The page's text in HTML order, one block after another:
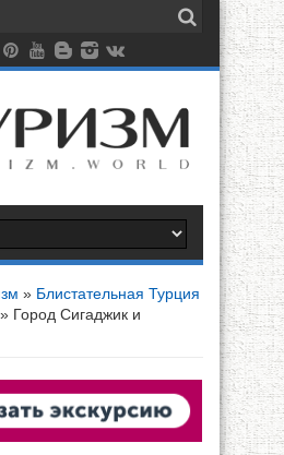
» Блистательная Турция
» Город Сигаджик и